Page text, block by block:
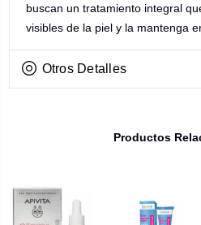
buscan un tratamiento integral
visibles de la piel y la mantenga
Otros Detalles
Productos